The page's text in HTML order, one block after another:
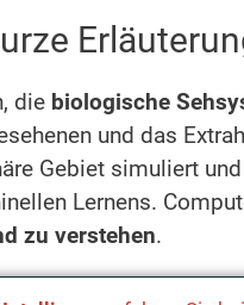
die biologische
und das
Gebiet simuliert
Lernens.
zu verstehen.